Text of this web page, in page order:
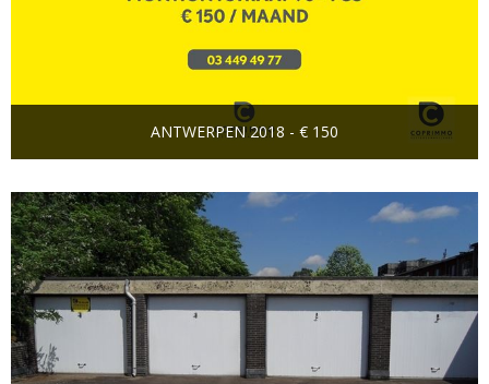
ANTWERPEN 2018 - € 150